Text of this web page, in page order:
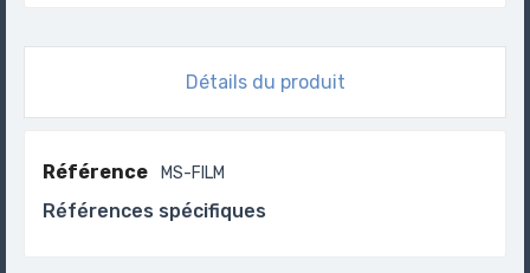
Détails du produit
Référence MS-FILM
Références spécifiques